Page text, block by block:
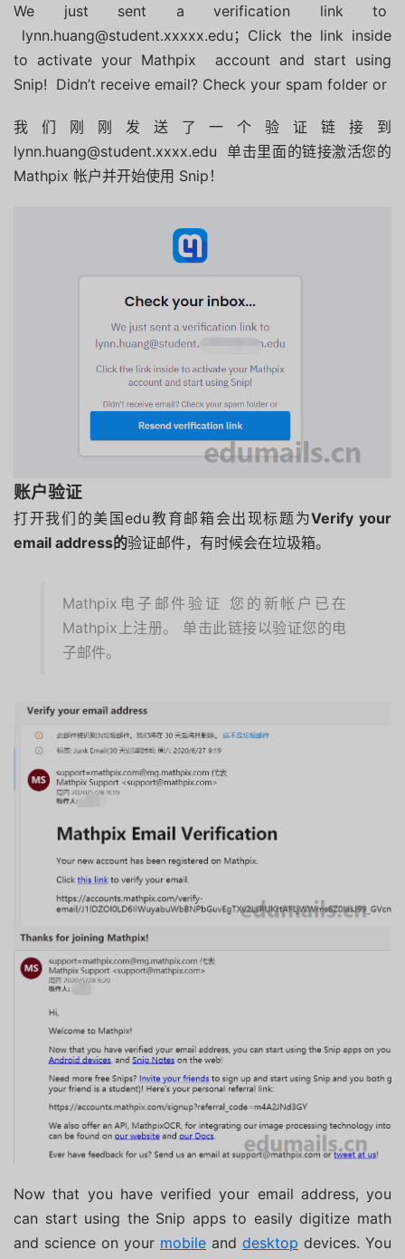
We just sent a verification link to
lynn.huang@student.xxxxx.edu；Click the link inside
to activate your Mathpix account and start using
Snip! Didn’t receive email? Check your spam folder or
我们刚刚发送了一个验证链接到
lynn.huang@student.xxxx.edu 单击里面的链接激活您的
Mathpix 帐户并开始使用 Snip！
账户验证
打开我们的美国edu教育邮箱会出现标题为Verify your
email address的验证邮件，有时候会在垃圾箱。
Mathpix电子邮件验证 您的新帐户已在
Mathpix上注册。 单击此链接以验证您的电
子邮件。
Now that you have verified your email address, you
can start using the Snip apps to easily digitize math
and science on your mobile and desktop devices. You